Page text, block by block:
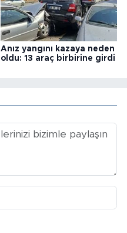
Anız yangını kazaya neden
oldu: 13 araç birbirine girdi